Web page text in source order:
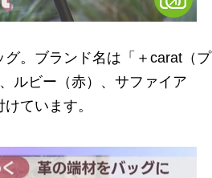
。ブランド名は「＋carat（プ
ルビー（赤）、サファイア
ています。